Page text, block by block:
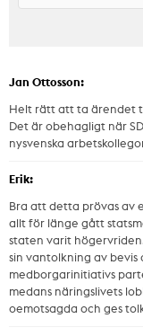
Jan Ottosson:
Helt rätt att ta ärendet
Det är obehagligt när
nysvenska
Erik:
Bra att detta prövas av
allt för länge gått
staten varit
sin vantolkning av
medborgarinitiativs
medans näringslivets
oemotsagda och ges